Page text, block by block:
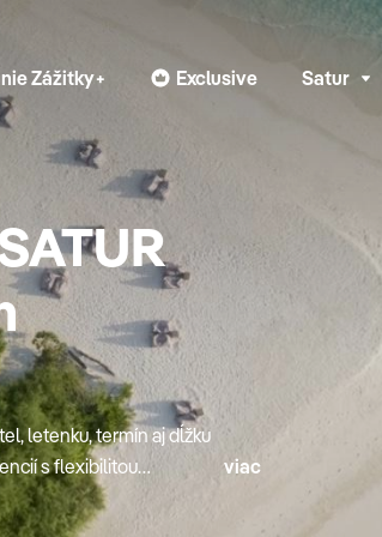
Zážitky+ Exclusive Satur
letenku, termín aj dĺžku
s flexibilitou
moderný spôsob
hotely a doplnkové
viac